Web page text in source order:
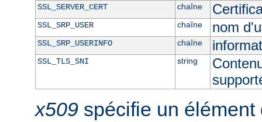
SSL_SERVER_CERT chaîne
SSL_SRP_USER chaîne nom
SSL_SRP_USERINFO chaîne
SSL_TLS_SNI string
x509 spécifie un